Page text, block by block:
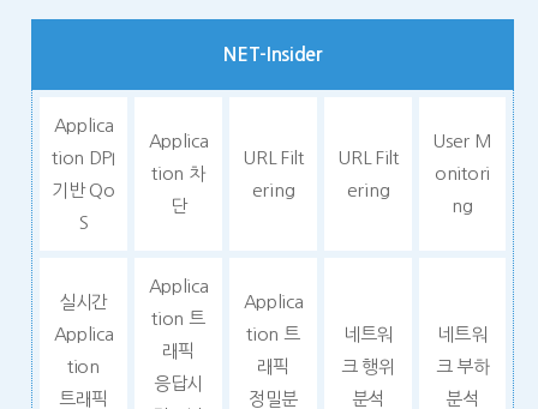
NET-Insider
Applica
tion DPI
기반 Qo
S
Applica
tion 차
단
URL Filt
ering
URL Filt
ering
User M
onitori
ng
실시간
Applica
tion
트래픽
Applica
tion 트
래픽
응답시
Applica
tion 트
래픽
정밀분
네트워
크 행위
분석
네트워
크 부하
분석